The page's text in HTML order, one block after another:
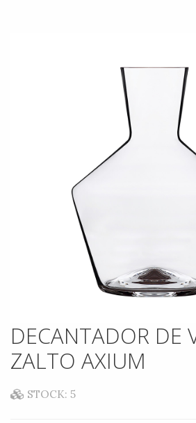
DECANTADOR DE
ZALTO AXIUM
STOCK: 5